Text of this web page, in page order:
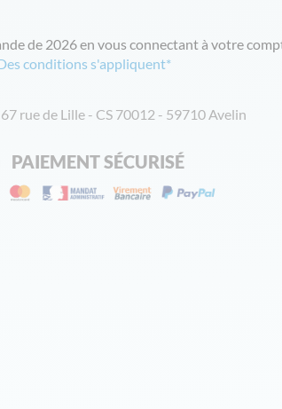
de 2026 en vous connectant à votre
conditions s'appliquent*
rue de Lille - CS 70012 - 59710 Avelin
PAIEMENT SÉCURISÉ